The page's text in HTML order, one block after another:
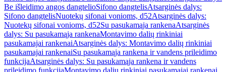
Be išleidimo angos dangtelioSifono dangtelisAtsarginės dalys:
Sifono dangtelisNuotekų sifonai vonioms, d52Atsarginės dalys:
Nuotekų sifonai vonioms, d52Su pasukamąja rankenaAtsarginės
dalys: Su pasukamąja rankenaMontavimo dalių rinkiniai
pasukamajai rankenaiAtsarginės dalys: Montavimo dalių rinkiniai
pasukamajai rankenaiSu pasukamąja rankena ir vandens prileidimo
funkcijaAtsarginės dalys: Su pasukamąja rankena ir vandens
prileidimo funkcijaMontavimo dalių rinkiniai pasukamajai rankenai